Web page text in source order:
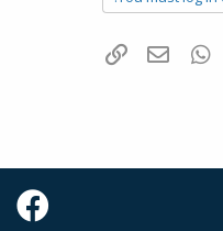
Tumblr
WhatsAppדואר אלקטרוני